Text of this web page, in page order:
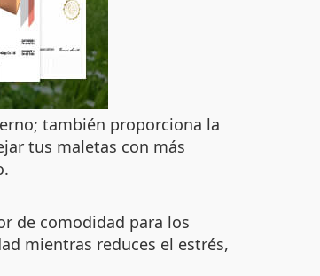
también proporciona la
tus maletas con más
de comodidad para los
mientras reduces el estrés,